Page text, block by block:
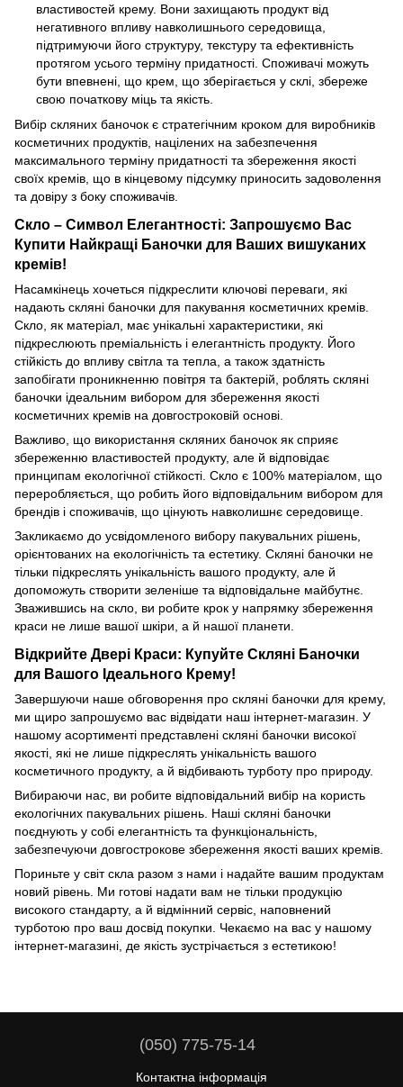
властивостей крему. Вони захищають продукт від
негативного впливу навколишнього середовища,
підтримуючи його структуру, текстуру та ефективність
протягом усього терміну придатності. Споживачі можуть
бути впевнені, що крем, що зберігається у склі, збереже
свою початкову міць та якість.
Вибір скляних баночок є стратегічним кроком для виробників
косметичних продуктів, націлених на забезпечення
максимального терміну придатності та збереження якості
своїх кремів, що в кінцевому підсумку приносить задоволення
та довіру з боку споживачів.
Скло – Символ Елегантності: Запрошуємо Вас
Купити Найкращі Баночки для Ваших вишуканих
кремів!
Насамкінець хочеться підкреслити ключові переваги, які
надають скляні баночки для пакування косметичних кремів.
Скло, як матеріал, має унікальні характеристики, які
підкреслюють преміальність і елегантність продукту. Його
стійкість до впливу світла та тепла, а також здатність
запобігати проникненню повітря та бактерій, роблять скляні
баночки ідеальним вибором для збереження якості
косметичних кремів на довгостроковій основі.
Важливо, що використання скляних баночок як сприяє
збереженню властивостей продукту, але й відповідає
принципам екологічної стійкості. Скло є 100% матеріалом, що
переробляється, що робить його відповідальним вибором для
брендів і споживачів, що цінують навколишнє середовище.
Закликаємо до усвідомленого вибору пакувальних рішень,
орієнтованих на екологічність та естетику. Скляні баночки не
тільки підкреслять унікальність вашого продукту, але й
допоможуть створити зеленіше та відповідальне майбутнє.
Зважившись на скло, ви робите крок у напрямку збереження
краси не лише вашої шкіри, а й нашої планети.
Відкрийте Двері Краси: Купуйте Скляні Баночки
для Вашого Ідеального Крему!
Завершуючи наше обговорення про скляні баночки для крему,
ми щиро запрошуємо вас відвідати наш інтернет-магазин. У
нашому асортименті представлені скляні баночки високої
якості, які не лише підкреслять унікальність вашого
косметичного продукту, а й відбивають турботу про природу.
Вибираючи нас, ви робите відповідальний вибір на користь
екологічних пакувальних рішень. Наші скляні баночки
поєднують у собі елегантність та функціональність,
забезпечуючи довгострокове збереження якості ваших кремів.
Пориньте у світ скла разом з нами і надайте вашим продуктам
новий рівень. Ми готові надати вам не тільки продукцію
високого стандарту, а й відмінний сервіс, наповнений
турботою про ваш досвід покупки. Чекаємо на вас у нашому
інтернет-магазині, де якість зустрічається з естетикою!
(050) 775-75-14
Контактна інформація